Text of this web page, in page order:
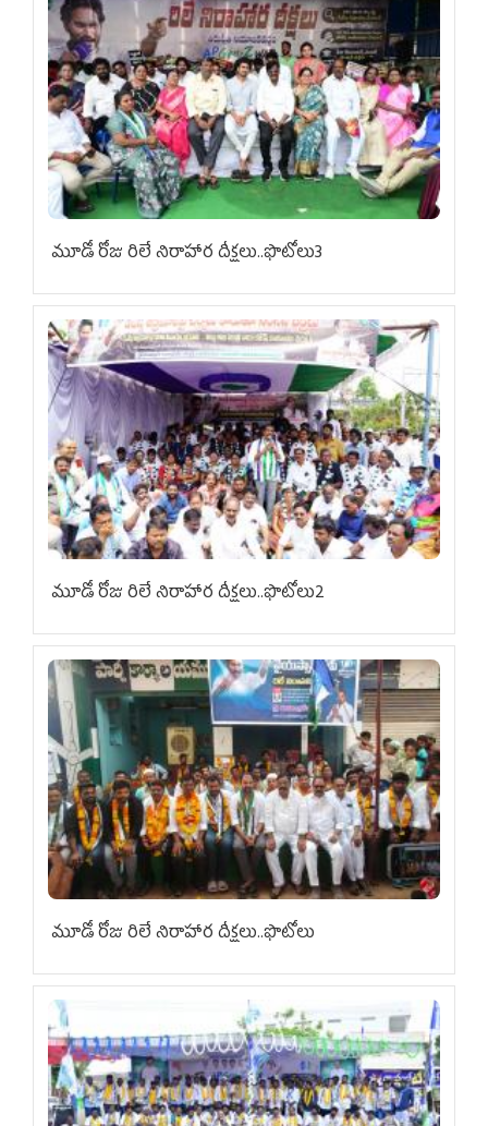
మూడో రోజు రిలే నిరాహార దీక్షలు..ఫొటోలు3
మూడో రోజు రిలే నిరాహార దీక్షలు..ఫొటోలు2
మూడో రోజు రిలే నిరాహార దీక్షలు..ఫొటోలు